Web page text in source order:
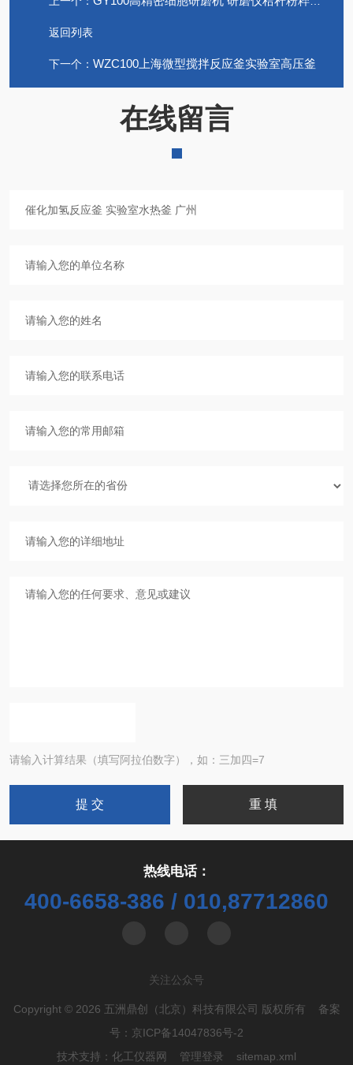
返回列表
下一个： WZC100上海微型搅拌反应釜实验室高压釜
在线留言
请输入计算结果（填写阿拉伯数字），如：三加四=7
热线电话：
400-6658-386 / 010,87712860
关注公众号
Copyright © 2026 五洲鼎创（北京）科技有限公司 版权所有 备案
号： 京ICP备14047836号-2
技术支持： 化工仪器网 管理登录 sitemap.xml